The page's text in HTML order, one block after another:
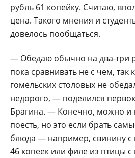
рубль 61 копейку. Считаю,
цена. Такого мнения и
довелось пообщаться.
— Обедаю обычно на два-три
пока сравнивать не с чем, так
гомельских столовых не
недорого, — поделился
Брагина. — Конечно, можно и
поесть, но это если брать
блюда — например, свинину с
46 копеек или филе из птицы